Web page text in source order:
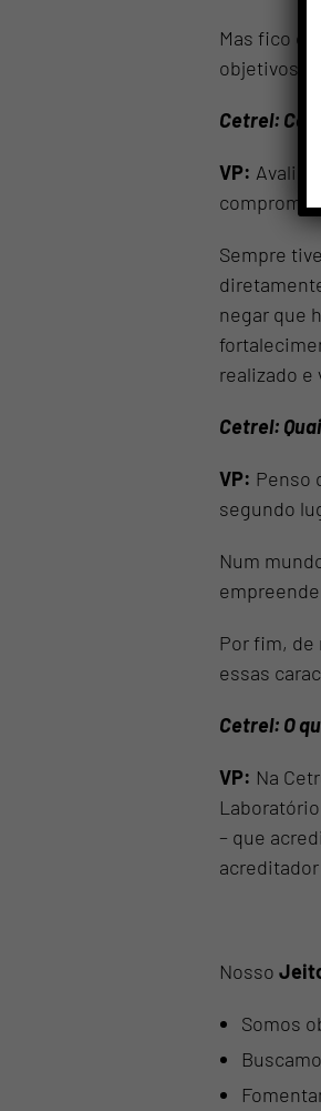
Mas fico
objetivos,
Cetrel:
VP: Avalio
Sempre
negar que
realizado
Cetrel:
VP: Penso
segundo
Num
Por fim, de
essas
Cetrel: O
VP: Na
– que
Nosso
Somos